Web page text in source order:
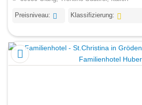
Preisniveau: Klassifizierung: